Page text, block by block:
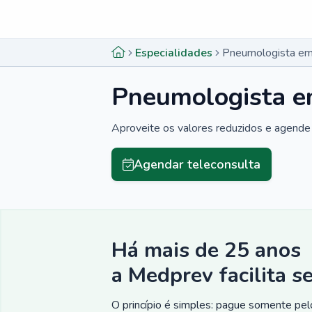
Especialidades Pneumologista
Pneumologista
Aproveite os valores reduzidos e
Agendar teleconsulta
Há mais de 25 anos
a Medprev facilita
O princípio é simples: pague somente